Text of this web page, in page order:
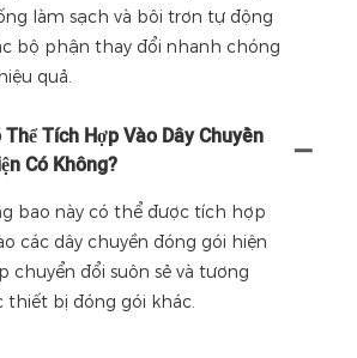
làm sạch và bôi trơn tự động
bộ phận thay đổi nhanh chóng
quả.
Tích Hợp Vào Dây Chuyền
Có Không?
bao này có thể được tích hợp
các dây chuyền đóng gói hiện
chuyển đổi suôn sẻ và tương
thiết bị đóng gói khác.